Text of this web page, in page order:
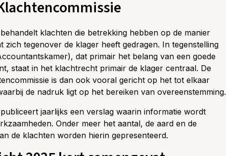
klachten die betrekking hebben op de manier
zich tegenover de klager heeft gedragen. In tegenstelling
dat primair het belang van een goede
staat in het klachtrecht primair de klager centraal. De
is dan ook vooral gericht op het tot elkaar
de nadruk ligt op het bereiken van overeenstemming.
jaarlijks een verslag waarin informatie wordt
Onder meer het aantal, de aard en de
de klachten worden hierin gepresenteerd.